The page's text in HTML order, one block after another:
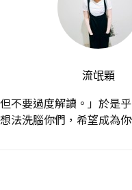
流氓顆
不要過度解讀。」於
法洗腦你們，希望成為